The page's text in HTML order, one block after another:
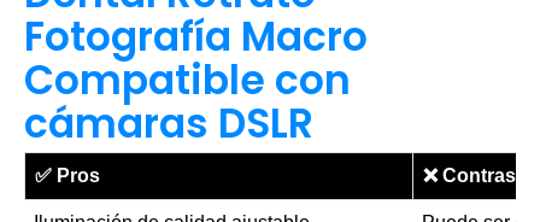
Fotografía Macro
Compatible con
cámaras DSLR
✅ Pros ❌Contras